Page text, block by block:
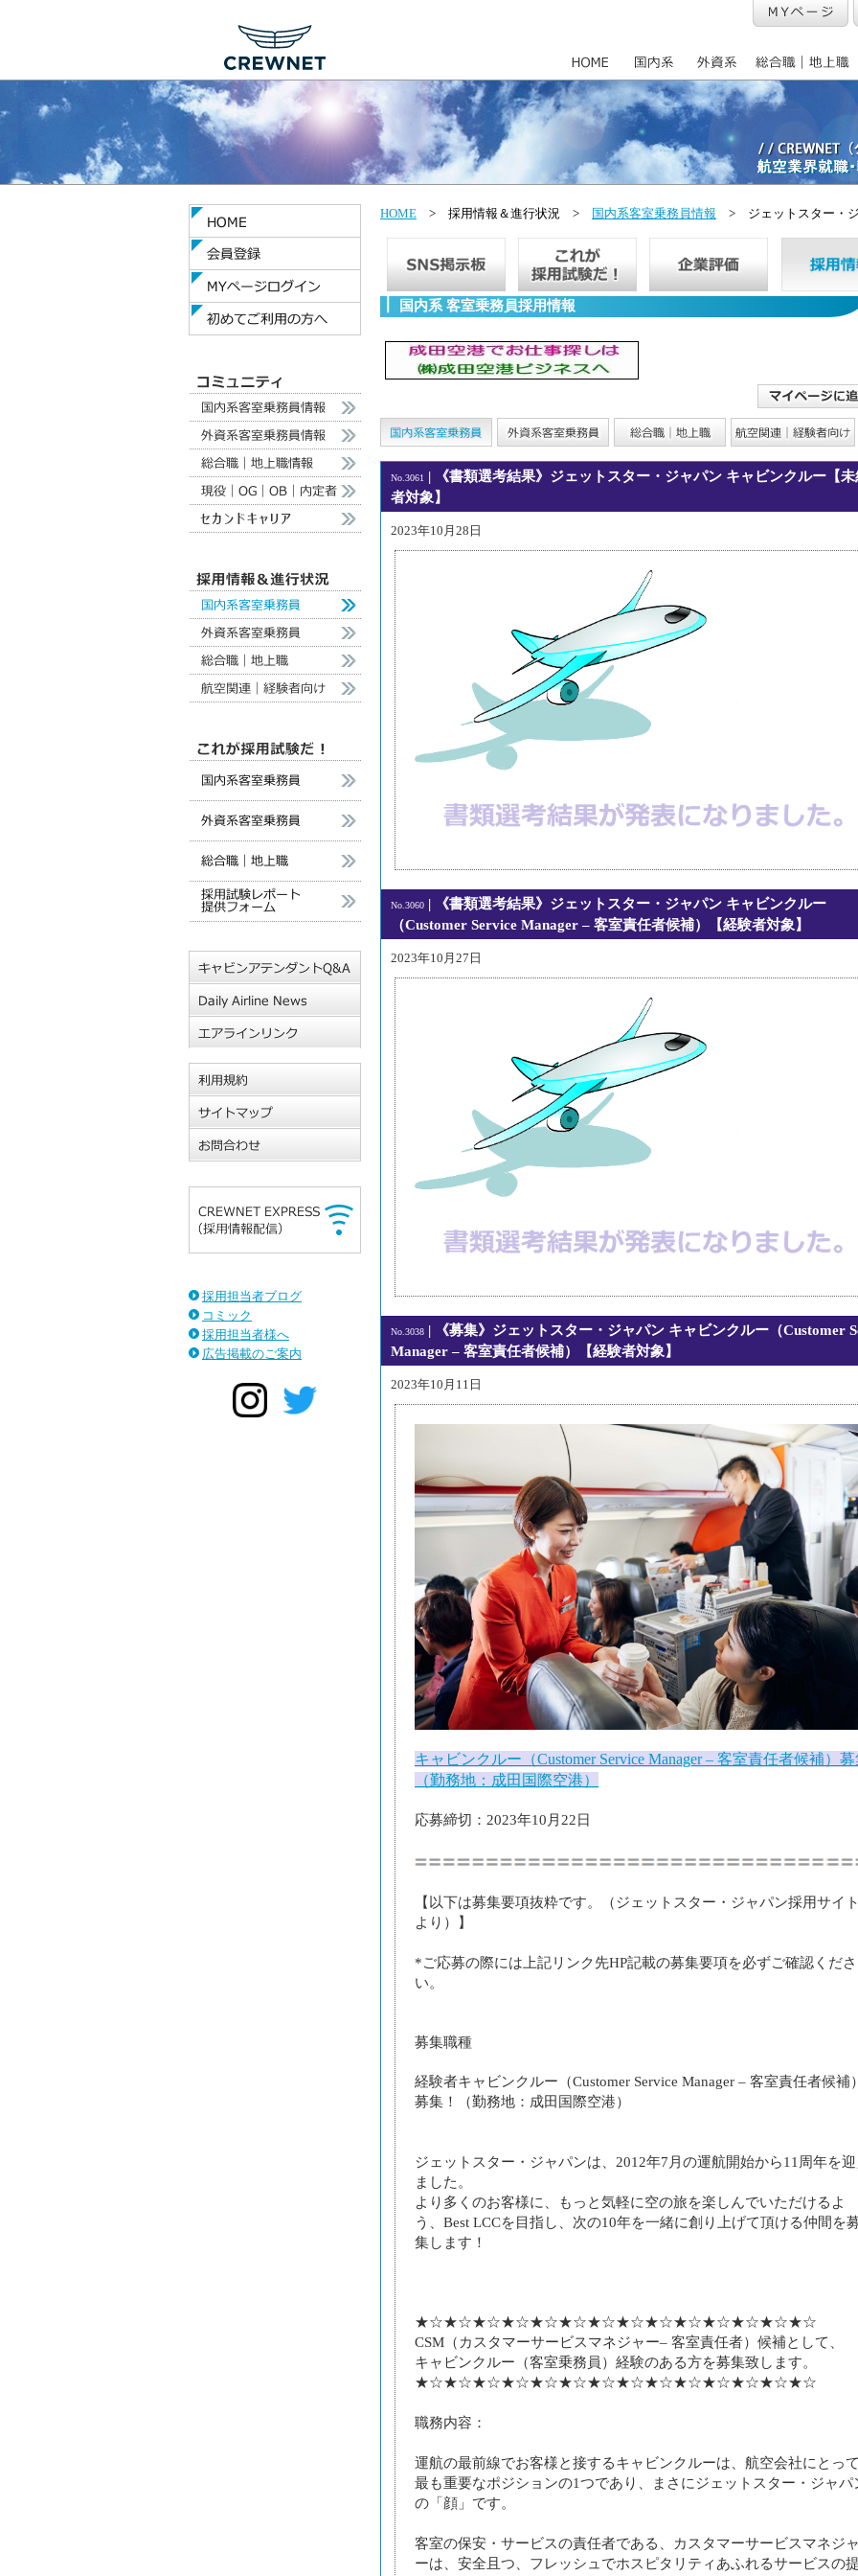
採用担当者ブログ
コミック
採用担当者様へ
広告掲載のご案内
HOME > 採用情報＆進行状況 > 国内系客室乗務員情報 > ジェットスター・
国内系 客室乗務員採用情報
No.3061
| 《書類選考結果》ジェットスター・ジャパン キャビンクルー【
者対象】
2023年10月28日
No.3060 | 《書類選考結果》ジェットスター・ジャパン キャビンクルー
（Customer Service Manager – 客室責任者候補）【経験者対象】
2023年10月27日
No.3038 | 《募集》ジェットスター・ジャパン キャビンクルー（Customer
Manager – 客室責任者候補）【経験者対象】
2023年10月11日
キャビンクルー（Customer Service Manager – 客室責任者候補）
（勤務地：成田国際空港）
応募締切：2023年10月22日
【以下は募集要項抜粋です。（ジェットスター・ジャパン採用サイ
より）】
*ご応募の際には上記リンク先HP記載の募集要項を必ずご確認くださ
い。
募集職種
経験者キャビンクルー（Customer Service Manager – 客室責任者候補
募集！（勤務地：成田国際空港）
ジェットスター・ジャパンは、2012年7月の運航開始から11周年を
ました。
より多くのお客様に、もっと気軽に空の旅を楽しんでいただけるよ
う、Best LCCを目指し、次の10年を一緒に創り上げて頂ける仲間を
集します！
★☆★☆★☆★☆★☆★☆★☆★☆★☆★☆★☆★☆★☆★☆
CSM（カスタマーサービスマネジャー– 客室責任者）候補として、
キャビンクルー（客室乗務員）経験のある方を募集致します。
★☆★☆★☆★☆★☆★☆★☆★☆★☆★☆★☆★☆★☆★☆
職務内容：
運航の最前線でお客様と接するキャビンクルーは、航空会社にとっ
最も重要なポジションの1つであり、まさにジェットスター・ジャパ
の「顔」です。
客室の保安・サービスの責任者である、カスタマーサービスマネジ
ーは、安全且つ、フレッシュでホスピタリティあふれるサービスの